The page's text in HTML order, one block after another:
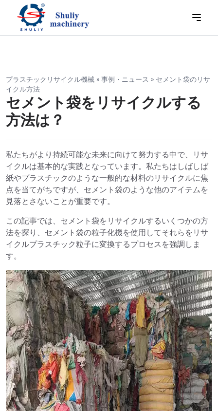
プラスチックリサイクル機械 » 事例・ニュース » セメント袋のリサ
イクル方法
セメント袋をリサイクルする
方法は？
私たちがより持続可能な未来に向けて努力する中で、リサ
イクルは基本的な実践となっています。私たちはしばしば
紙やプラスチックのような一般的な材料のリサイクルに焦
点を当てがちですが、セメント袋のような他のアイテムを
見落とさないことが重要です。
この記事では、セメント袋をリサイクルするいくつかの方
法を探り、セメント袋の粒子化機を使用してそれらをリサ
イクルプラスチック粒子に変換するプロセスを強調しま
す。